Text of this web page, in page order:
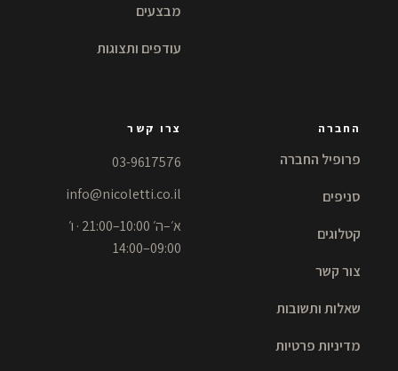
מבצעים
עודפים ותצוגות
החברה
פרופיל החברה
סניפים
קטלוגים
צור קשר
שאלות ותשובות
מדיניות פרטיות
צרו קשר
03-9617576
info@nicoletti.co.il
א׳–ה׳ 10:00–21:00 · ו׳
09:00–14:00